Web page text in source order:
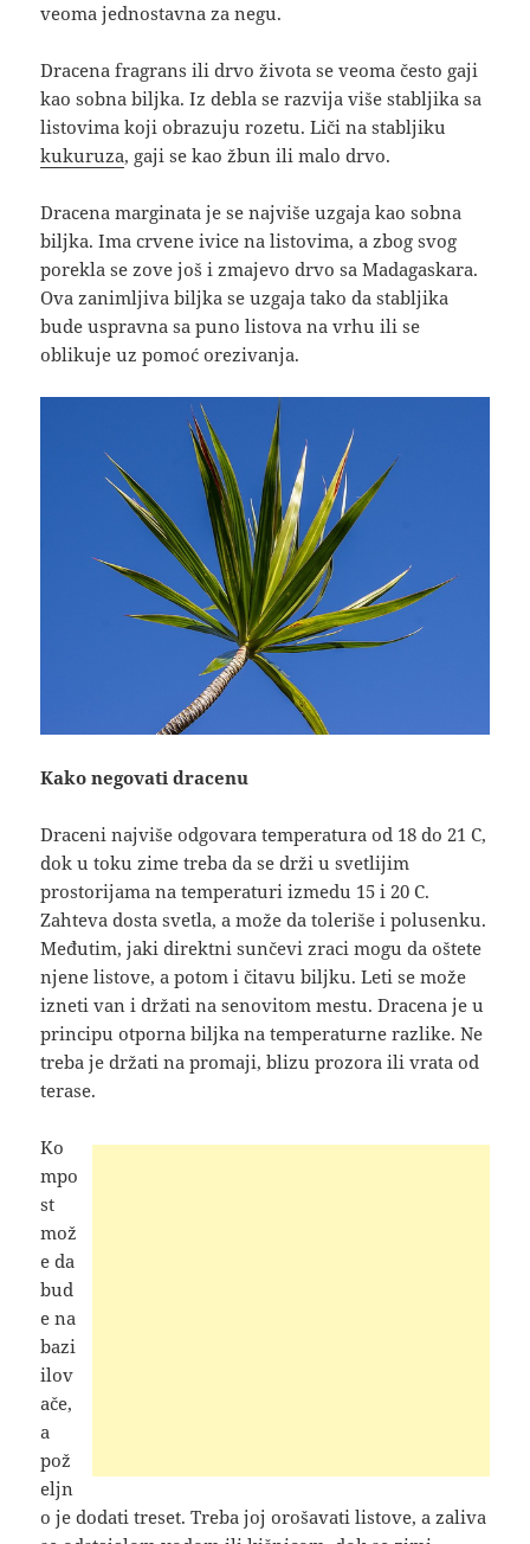
veoma jednostavna za negu.
Dracena fragrans ili drvo života se veoma često gaji
kao sobna biljka. Iz debla se razvija više stabljika sa
listovima koji obrazuju rozetu. Liči na stabljiku
kukuruza, gaji se kao žbun ili malo drvo.
Dracena marginata je se najviše uzgaja kao sobna
biljka. Ima crvene ivice na listovima, a zbog svog
porekla se zove još i zmajevo drvo sa Madagaskara.
Ova zanimljiva biljka se uzgaja tako da stabljika
bude uspravna sa puno listova na vrhu ili se
oblikuje uz pomoć orezivanja.
Kako negovati dracenu
Draceni najviše odgovara temperatura od 18 do 21 C,
dok u toku zime treba da se drži u svetlijim
prostorijama na temperaturi izmedu 15 i 20 C.
Zahteva dosta svetla, a može da toleriše i polusenku.
Međutim, jaki direktni sunčevi zraci mogu da oštete
njene listove, a potom i čitavu biljku. Leti se može
izneti van i držati na senovitom mestu. Dracena je u
principu otporna biljka na temperaturne razlike. Ne
treba je držati na promaji, blizu prozora ili vrata od
terase.
Ko
mpo
st
mož
e da
bud
e na
bazi
ilov
ače,
a
pož
eljn
o je dodati treset. Treba joj orošavati listove, a zaliva